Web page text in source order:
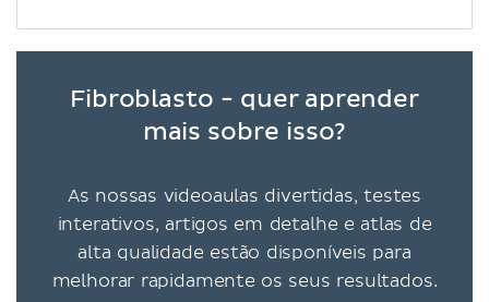
Fibroblasto - quer aprender
mais sobre isso?
As nossas videoaulas divertidas, testes
interativos, artigos em detalhe e atlas de
alta qualidade estão disponíveis para
melhorar rapidamente os seus resultados.